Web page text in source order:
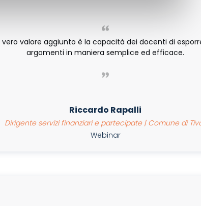
vero valore aggiunto è la capacità dei docenti di
argomenti in maniera semplice ed efficace.
Riccardo Rapalli
Dirigente servizi finanziari e partecipate | Comune di
Webinar